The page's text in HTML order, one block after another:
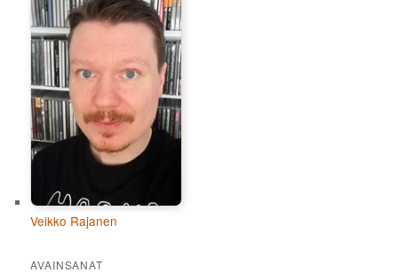
Veikko Rajanen
AVAINSANAT